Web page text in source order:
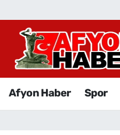
Afyon Haber Spor
Afyon Haber